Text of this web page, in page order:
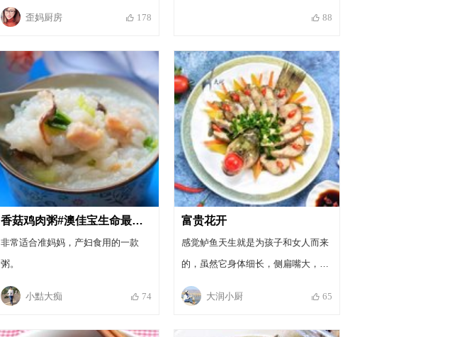
一次。可以多做些。产妇坐月子时可
以在恶露干净后开始吃，祛风补气。
蛋肉姜醋都可以吃哈！
歪妈厨房 178 88
香菇鸡肉粥#澳佳宝生命最初1000天#
非常适合准妈妈，产妇食用的一款
粥。
小黠大痴 74
富贵花开
感觉鲈鱼天生就是为孩子和女人而来
的，虽然它身体细长，侧扁嘴大，但
它的蛋白质非常丰富，补脾益肾易消
化，无小刺原条清蒸绝对是简单营养
又不会热量过高的家常菜。 孕产妇吃
大润小厨 65